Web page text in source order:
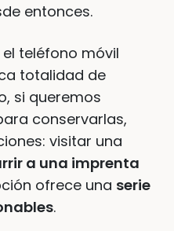
entonces.
teléfono móvil
totalidad de
si queremos
conservarlas,
visitar una
a una imprenta
ofrece una serie
.